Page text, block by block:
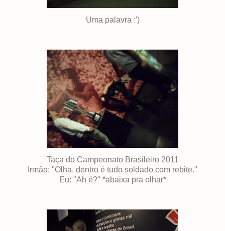
Uma palavra :')
Taça do Campeonato Brasileiro 2011
Irmão: "Olha, dentro é tudo soldado com rebite."
Eu: "Ah é?" *abaixa pra olhar*